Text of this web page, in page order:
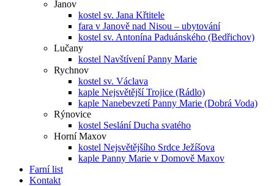
Janov
kostel sv. Jana Křtitele
fara v Janově nad Nisou – ubytování
kostel sv. Antonína Paduánského (Bedřichov)
Lučany
kostel Navštívení Panny Marie
Rychnov
kostel sv. Václava
kaple Nejsvětější Trojice (Rádlo)
kaple Nanebevzetí Panny Marie (Dobrá Voda)
Rýnovice
kostel Seslání Ducha svatého
Horní Maxov
kostel Nejsvětějšího Srdce Ježíšova
kaple Panny Marie v Domově Maxov
Farní list
Kontakt